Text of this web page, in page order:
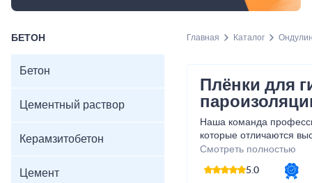
БЕТОН
Бетон
Цементный раствор
Керамзитобетон
Цемент
Главная Каталог
Плёнки для
Наша команда
которые отличаются
устойчивостью к
Благодаря этому, вы
долговечности и
Смотреть полностью
5.0